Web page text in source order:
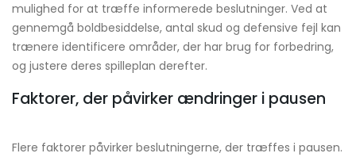
mulighed for at træffe informerede beslutninger. Ved at
gennemgå boldbesiddelse, antal skud og defensive fejl kan
trænere identificere områder, der har brug for forbedring,
og justere deres spilleplan derefter.
Faktorer, der påvirker ændringer i pausen
Flere faktorer påvirker beslutningerne, der træffes i pausen.